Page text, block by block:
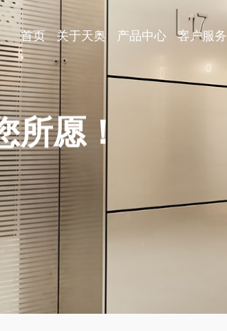
首页 关于天奥 产品中心 客户服务
所愿！